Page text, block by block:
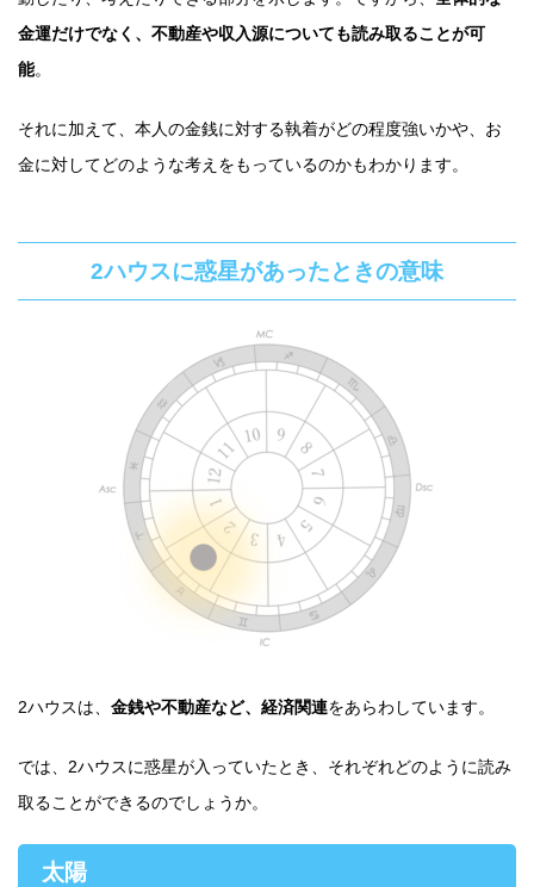
金運だけでなく、不動産や収入源についても読み取ることが可
能。
それに加えて、本人の金銭に対する執着がどの程度強いかや、お
金に対してどのような考えをもっているのかもわかります。
2ハウスに惑星があったときの意味
2ハウスは、 金銭や不動産など、経済関連をあらわしています。
では、2ハウスに惑星が入っていたとき、それぞれどのように読み
取ることができるのでしょうか。
太陽